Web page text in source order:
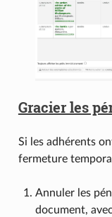
Gracier les
Si les adhérents
fermeture
Annuler les
document,